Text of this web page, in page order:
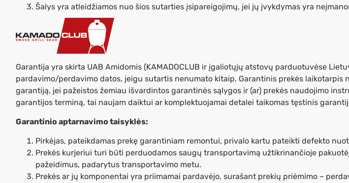
Šalys yra atleidžiamos nuo šios sutarties įsipareigojimų, jei jų įvykdymas yra
Garantija yra skirta UAB Amidomis (KAMADOCLUB ir įgaliotųjų atstovų parduotuvėse
pardavimo/perdavimo datos, jeigu sutartis nenumato kitaip. Garantinis prekės
garantiją, jei pažeistos žemiau išvardintos garantinės sąlygos ir (ar) prekės naudojimo
garantijos terminą, tai naujam daiktui ar komplektuojamai detalei taikomas tęstinis
Garantinio aptarnavimo taisyklės:
Pirkėjas, pateikdamas prekę garantiniam remontui, privalo kartu pateikti defekto
Prekės kurjeriui turi būti perduodamos saugų transportavimą užtikrinančioje
pažeidimus, padarytus transportavimo metu.
Prekės ar jų komponentai yra priimamai pardavėjo, surašant prekių priėmimo –